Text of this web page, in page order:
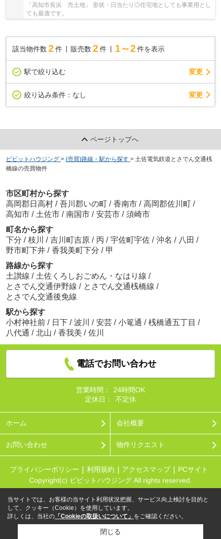
「高知市長浜 売土地」 形状・日当たり◎住宅地としても事業用とし
ても最適です。
該当物件数 2件 販売数 2 件 1～2 件を表示
駅で絞り込む 変更
絞り込み条件： なし 変更
ページトップへ
ビビットハウジング > (売買)路線・駅から探す > 土佐電気鉄道とさでん交通桟
橋線の売買物件
市区町村から探す
高岡郡日高村 / 吾川郡いの町 / 香南市 / 高岡郡佐川町 /
高知市 / 土佐市 / 南国市 / 安芸市 / 須崎市
町名から探す
下分 / 枝川 / 吉川町吉原 / 丙 / 宇佐町宇佐 / 沖名 / 八田 /
野市町下井 / 香我美町下分 / 甲
路線から探す
土讃線 / 土佐くろしおごめん・なはり線 /
とさでん交通伊野線 / とさでん交通桟橋線 /
とさでん交通後免線
駅から探す
小村神社前 / 日下 / 波川 / 安芸 / 小篭通 / 桟橋通五丁目 /
八代通 / 北山 / 香我美 / 佐川
電話でお問い合わせ
営業時間：
24時間OK
定休日：
不定休
ホーム 会社概要
お問い合わせ 物件リクエスト
プライバシーポリシー 利用規約 アクセスマップ
PCサイト
Copyright(c) ビビットハウジング All rights reserved.
当サイトでは、お客様の当サイト利用状況把握、サービス向上検討を目的と
して、クッキー（Cookie）を使用しています。
詳しくは、当社の 「Cookieの取扱いについて」 をご確認ください。
閉じる